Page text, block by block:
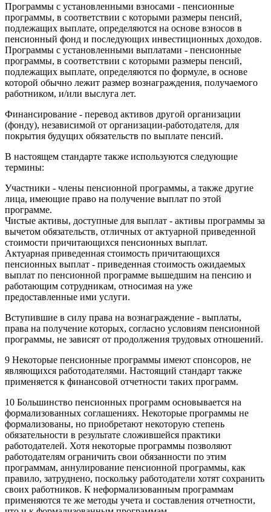
Программы с установленными взносами - пенсионные
программы, в соответствии с которыми размеры пенсий,
подлежащих выплате, определяются на основе взносов в
пенсионный фонд и последующих инвестиционных доходов.
Программы с установленными выплатами - пенсионные
программы, в соответствии с которыми размеры пенсий,
подлежащих выплате, определяются по формуле, в основе
которой обычно лежит размер вознаграждения, получаемого
работником, и/или выслуга лет.
Финансирование - перевод активов другой организации
(фонду), независимой от организации-работодателя, для
покрытия будущих обязательств по выплате пенсий.
В настоящем стандарте также используются следующие
термины:
Участники - члены пенсионной программы, а также другие
лица, имеющие право на получение выплат по этой
программе.
Чистые активы, доступные для выплат - активы программы за
вычетом обязательств, отличных от актуарной приведенной
стоимости причитающихся пенсионных выплат.
Актуарная приведенная стоимость причитающихся
пенсионных выплат - приведенная стоимость ожидаемых
выплат по пенсионной программе вышедшим на пенсию и
работающим сотрудникам, относимая на уже
предоставленные ими услуги.
Вступившие в силу права на вознаграждение - выплаты,
права на получение которых, согласно условиям пенсионной
программы, не зависят от продолжения трудовых отношений.
9 Некоторые пенсионные программы имеют спонсоров, не
являющихся работодателями. Настоящий стандарт также
применяется к финансовой отчетности таких программ.
10 Большинство пенсионных программ основывается на
формализованных соглашениях. Некоторые программы не
формализованы, но приобретают некоторую степень
обязательности в результате сложившейся практики
работодателей. Хотя некоторые программы позволяют
работодателям ограничить свои обязанности по этим
программам, аннулирование пенсионной программы, как
правило, затруднено, поскольку работодатели хотят сохранить
своих работников. К неформализованным программам
применяются те же методы учета и составления отчетности,